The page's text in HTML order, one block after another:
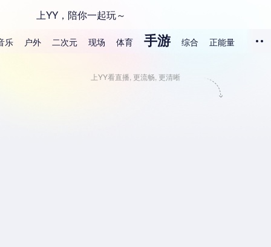
上YY，陪你一起玩～
乐 户外 二次元 现场 体育 手游 综合 正能量
上YY看直播, 更流畅, 更清晰